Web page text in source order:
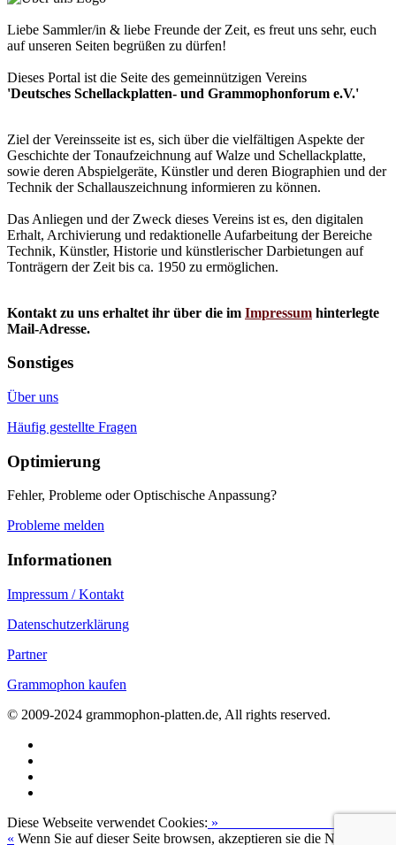
Liebe Sammler/in & liebe Freunde der Zeit, es freut uns sehr, euch
auf unseren Seiten begrüßen zu dürfen!
Dieses Portal ist die Seite des gemeinnützigen Vereins
'Deutsches Schellackplatten- und Grammophonforum e.V.'
Ziel der Vereinsseite ist es, sich über die vielfältigen Aspekte der
Geschichte der Tonaufzeichnung auf Walze und Schellackplatte,
sowie deren Abspielgeräte, Künstler und deren Biographien und der
Technik der Schallauszeichnung informieren zu können.
Das Anliegen und der Zweck dieses Vereins ist es, den digitalen
Erhalt, Archivierung und redaktionelle Aufarbeitung der Bereiche
Technik, Künstler, Historie und künstlerischer Darbietungen auf
Tonträgern der Zeit bis ca. 1950 zu ermöglichen.
Kontakt zu uns erhaltet ihr über die im Impressum hinterlegte
Mail-Adresse.
Sonstiges
Über uns
Häufig gestellte Fragen
Optimierung
Fehler, Probleme oder Optischische Anpassung?
Probleme melden
Informationen
Impressum / Kontakt
Datenschutzerklärung
Partner
Grammophon kaufen
© 2009-2024 grammophon-platten.de, All rights reserved.
Diese Webseite verwendet Cookies: »
« Wenn Sie auf dieser Seite browsen, akzeptieren sie die Nutzung